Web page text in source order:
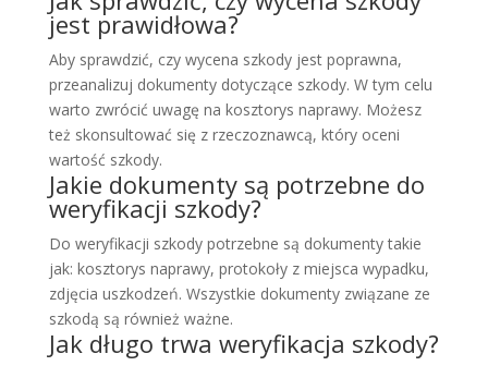
jest prawidłowa?
Aby sprawdzić, czy wycena szkody jest poprawna,
przeanalizuj dokumenty dotyczące szkody. W tym celu
warto zwrócić uwagę na kosztorys naprawy. Możesz
też skonsultować się z rzeczoznawcą, który oceni
wartość szkody.
Jakie dokumenty są potrzebne do
weryfikacji szkody?
Do weryfikacji szkody potrzebne są dokumenty takie
jak: kosztorys naprawy, protokoły z miejsca wypadku,
zdjęcia uszkodzeń. Wszystkie dokumenty związane ze
szkodą są również ważne.
Jak długo trwa weryfikacja szkody?